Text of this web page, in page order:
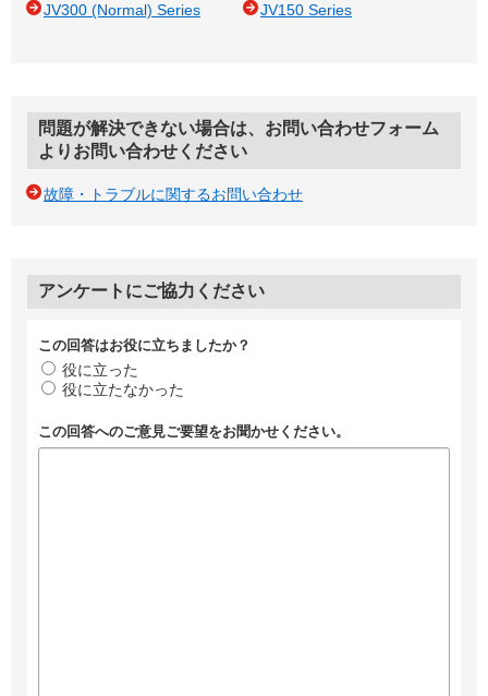
JV300 (Normal) Series JV150 Series
問題が解決できない場合は、お問い合わせフォーム
よりお問い合わせください
故障・トラブルに関するお問い合わせ
アンケートにご協力ください
この回答はお役に立ちましたか？
役に立った
役に立たなかった
この回答へのご意見ご要望をお聞かせください。